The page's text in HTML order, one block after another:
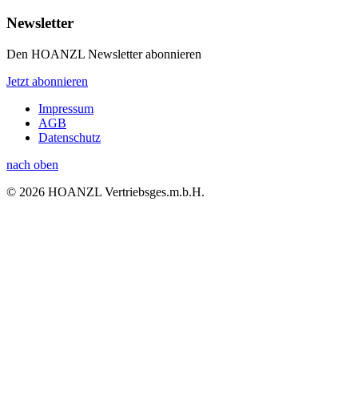
Newsletter
Den HOANZL Newsletter abonnieren
Jetzt abonnieren
Impressum
AGB
Datenschutz
nach oben
© 2026 HOANZL Vertriebsges.m.b.H.